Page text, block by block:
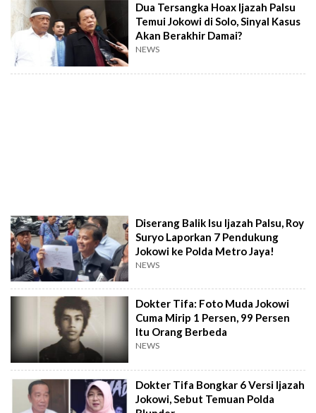
Dua Tersangka Hoax Ijazah Palsu
Temui Jokowi di Solo, Sinyal Kasus
Akan Berakhir Damai?
NEWS
Diserang Balik Isu Ijazah Palsu, Roy
Suryo Laporkan 7 Pendukung
Jokowi ke Polda Metro Jaya!
NEWS
Dokter Tifa: Foto Muda Jokowi
Cuma Mirip 1 Persen, 99 Persen
Itu Orang Berbeda
NEWS
Dokter Tifa Bongkar 6 Versi Ijazah
Jokowi, Sebut Temuan Polda